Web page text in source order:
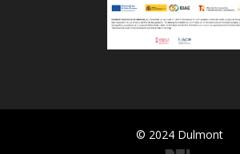
© 2024 Dulmont